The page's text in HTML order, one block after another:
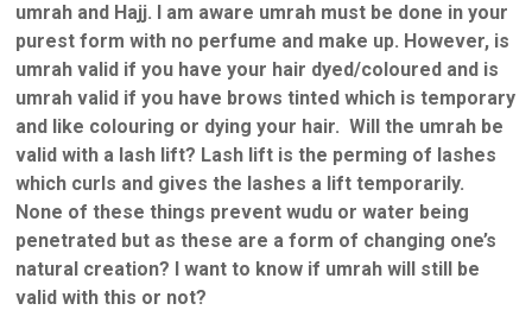
umrah and Hajj. I am aware umrah must be done in your
purest form with no perfume and make up. However, is
umrah valid if you have your hair dyed/coloured and is
umrah valid if you have brows tinted which is temporary
and like colouring or dying your hair. Will the umrah be
valid with a lash lift? Lash lift is the perming of lashes
which curls and gives the lashes a lift temporarily.
None of these things prevent wudu or water being
penetrated but as these are a form of changing one’s
natural creation? I want to know if umrah will still be
valid with this or not?